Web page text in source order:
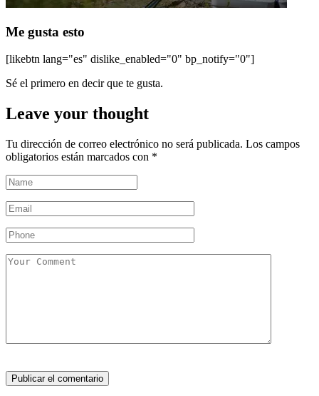
Me gusta esto
[likebtn lang="es" dislike_enabled="0" bp_notify="0"]
Sé el primero en decir que te gusta.
Leave your thought
Tu dirección de correo electrónico no será publicada. Los campos
obligatorios están marcados con *